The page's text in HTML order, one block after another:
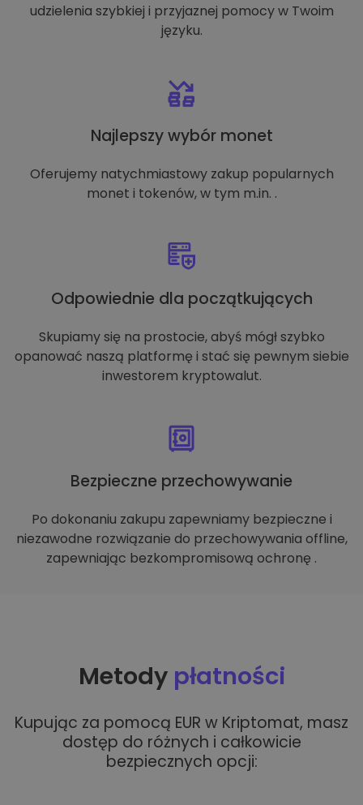
udzielenia szybkiej i przyjaznej pomocy w Twoim
języku.
Najlepszy wybór monet
Oferujemy natychmiastowy zakup popularnych
monet i tokenów, w tym m.in. .
Odpowiednie dla początkujących
Skupiamy się na prostocie, abyś mógł szybko
opanować naszą platformę i stać się pewnym siebie
inwestorem kryptowalut.
Bezpieczne przechowywanie
Po dokonaniu zakupu zapewniamy bezpieczne i
niezawodne rozwiązanie do przechowywania offline,
zapewniając bezkompromisową ochronę .
Metody płatności
Kupując za pomocą EUR w Kriptomat, masz
dostęp do różnych i całkowicie
bezpiecznych opcji: